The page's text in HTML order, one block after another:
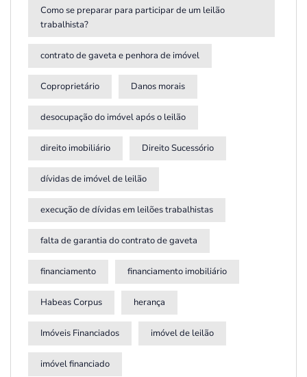
Como se preparar para participar de um leilão
trabalhista?
contrato de gaveta e penhora de imóvel
Coproprietário Danos morais
desocupação do imóvel após o leilão
direito imobiliário Direito Sucessório
dívidas de imóvel de leilão
execução de dívidas em leilões trabalhistas
falta de garantia do contrato de gaveta
financiamento financiamento imobiliário
Habeas Corpus herança
Imóveis Financiados imóvel de leilão
imóvel financiado